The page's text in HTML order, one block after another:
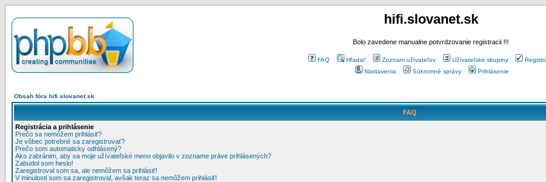
hifi.slovanet.sk
Bolo zavedene manualne potvrdzovanie registracii !!!
FAQ Hľadať Zoznam užívateľov Užívateľské skupiny
Nastavenia
Súkromné správy Prihlásenie
Obsah fóra hifi.slovanet.sk
FAQ
Registrácia a prihlásenie
Prečo sa nemôžem prihlásiť?
Je vôbec potrebné sa zaregistrovať?
Prečo som automaticky odhlásený?
Ako zabránim, aby sa moje užívateľské meno objavilo v zozname práve prihlásených?
Zabudol som heslo!
Zaregistroval som sa, ale nemôžem sa prihlásiť!
V minulosti som sa zaregistroval, avšak teraz sa nemôžem prihlásiť!